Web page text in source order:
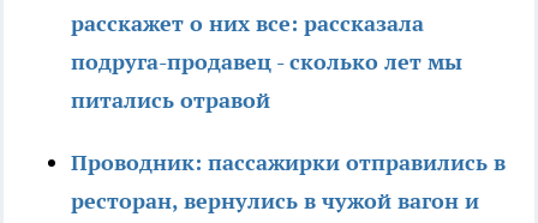
расскажет о них все: рассказала
подруга-продавец - сколько лет мы
питались отравой
Проводник: пассажирки отправились в
ресторан, вернулись в чужой вагон и